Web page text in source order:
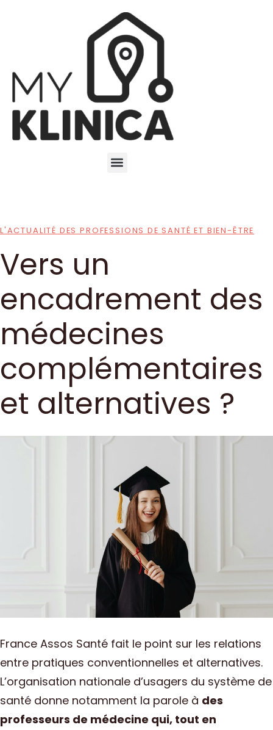
L'ACTUALITÉ DES PROFESSIONS DE SANTÉ ET BIEN-ÊTRE
Vers un
encadrement des
médecines
complémentaires
et alternatives ?
France Assos Santé fait le point sur les relations
entre pratiques conventionnelles et alternatives.
L’organisation nationale d’usagers du système de
santé donne notamment la parole à des
professeurs de médecine qui, tout en